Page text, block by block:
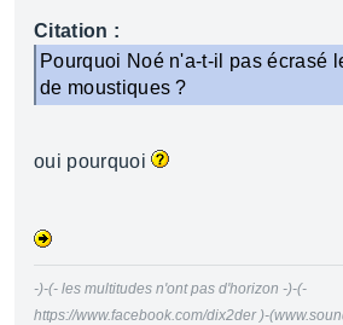
Citation :
Pourquoi Noé n'a-t-il pas écrasé
de moustiques ?
oui pourquoi
-)-(- les multitudes n'ont pas d'horizon -)-(-
https://www.facebook.com/dix2der )-